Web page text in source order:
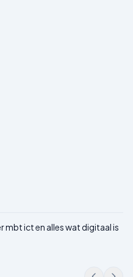
mbt ict en alles wat digitaal is